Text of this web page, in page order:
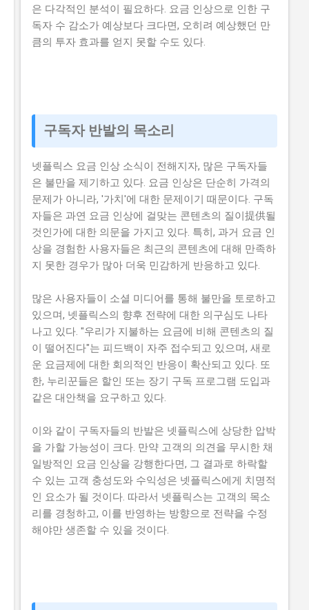
은 다각적인 분석이 필요하다. 요금 인상으로 인한 구
독자 수 감소가 예상보다 크다면, 오히려 예상했던 만
큼의 투자 효과를 얻지 못할 수도 있다.
구독자 반발의 목소리
넷플릭스 요금 인상 소식이 전해지자, 많은 구독자들
은 불만을 제기하고 있다. 요금 인상은 단순히 가격의
문제가 아니라, '가치'에 대한 문제이기 때문이다. 구독
자들은 과연 요금 인상에 걸맞는 콘텐츠의 질이提供될
것인가에 대한 의문을 가지고 있다. 특히, 과거 요금 인
상을 경험한 사용자들은 최근의 콘텐츠에 대해 만족하
지 못한 경우가 많아 더욱 민감하게 반응하고 있다.
많은 사용자들이 소셜 미디어를 통해 불만을 토로하고
있으며, 넷플릭스의 향후 전략에 대한 의구심도 나타
나고 있다. "우리가 지불하는 요금에 비해 콘텐츠의 질
이 떨어진다"는 피드백이 자주 접수되고 있으며, 새로
운 요금제에 대한 회의적인 반응이 확산되고 있다. 또
한, 누리꾼들은 할인 또는 장기 구독 프로그램 도입과
같은 대안책을 요구하고 있다.
이와 같이 구독자들의 반발은 넷플릭스에 상당한 압박
을 가할 가능성이 크다. 만약 고객의 의견을 무시한 채
일방적인 요금 인상을 강행한다면, 그 결과로 하락할
수 있는 고객 충성도와 수익성은 넷플릭스에게 치명적
인 요소가 될 것이다. 따라서 넷플릭스는 고객의 목소
리를 경청하고, 이를 반영하는 방향으로 전략을 수정
해야만 생존할 수 있을 것이다.